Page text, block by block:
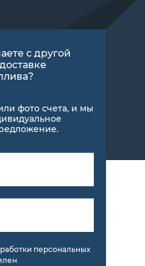
с другой
фото счета, и мы
персональных